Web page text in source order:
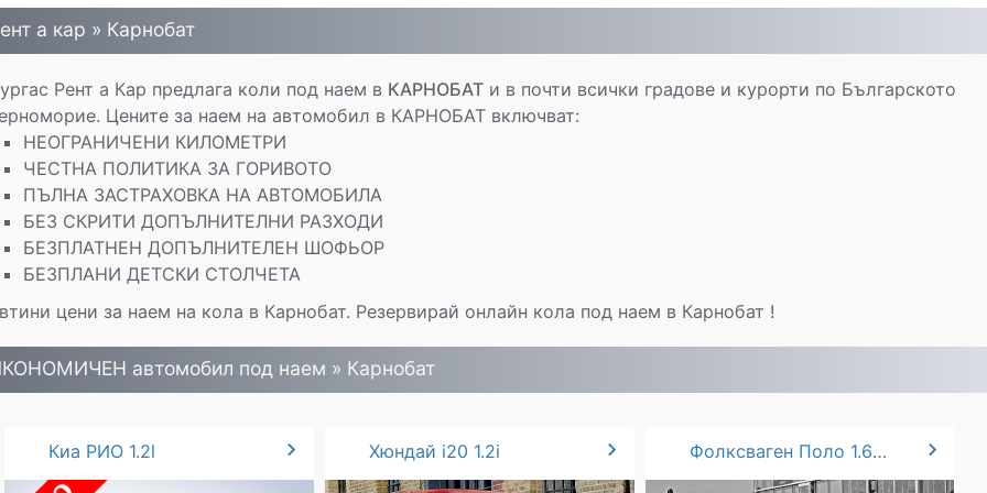
а кар » Карнобат
Рент а Кар предлага коли под наем в КАРНОБАТи в почти всички градове и курорти по Българското
Цените за наем на автомобил в КАРНОБАТ включват:
НЕОГРАНИЧЕНИ КИЛОМЕТРИ
ЧЕСТНА ПОЛИТИКА ЗА ГОРИВОТО
ПЪЛНА ЗАСТРАХОВКА НА АВТОМОБИЛА
БЕЗ СКРИТИ ДОПЪЛНИТЕЛНИ РАЗХОДИ
БЕЗПЛАТНЕН ДОПЪЛНИТЕЛЕН ШОФЬОР
БЕЗПЛАНИ ДЕТСКИ СТОЛЧЕТА
цени за наем на кола в Карнобат. Резервирай онлайн кола под наем в Карнобат !
автомобил под наем » Карнобат
Киа РИО 1.2l chevron_right Хюндай i20 1.2i chevron_right Фолксваген Поло 1.6 TSI AUTO chevron_right